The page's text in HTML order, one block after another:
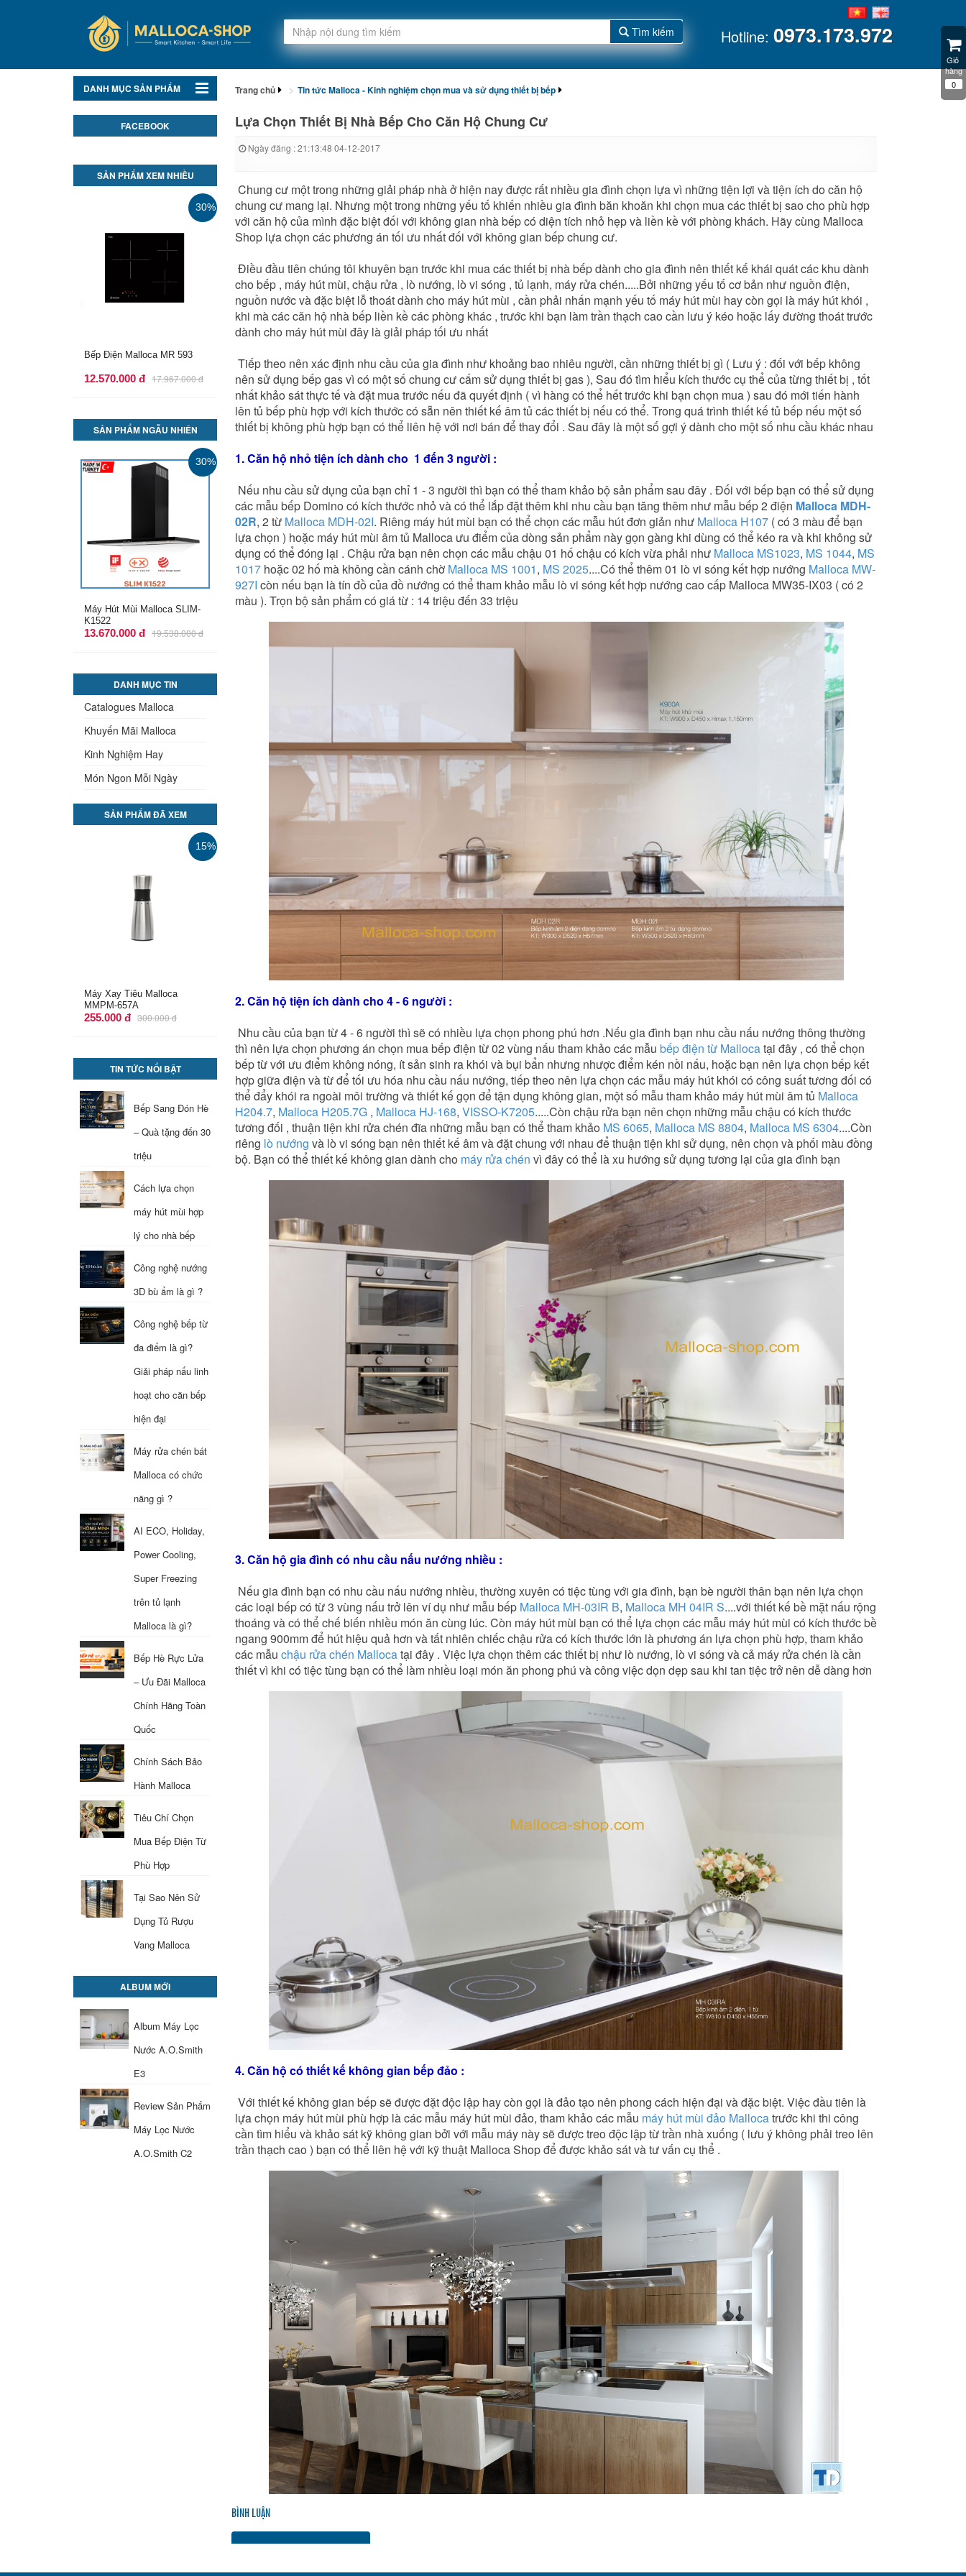
Tìm kiếm Hotline: 0973.173.972
DANH MỤC SẢN PHẨM
FACEBOOK
SẢN PHẨM XEM NHIỀU
30%
Bếp Điện Malloca MH-02R
11.600.000 đ 16.642.000 đ
SẢN PHẨM NGẪU NHIÊN
30%
Máy Hút Mùi Malloca Plana
K3444
12.770.000 đ 18.252.000 đ
DANH MỤC TIN
Catalogues Malloca
Khuyến Mãi Malloca
Kinh Nghiệm Hay
Món Ngon Mỗi Ngày
SẢN PHẨM ĐÃ XEM
35%
Ray Âm 400mm Giảm Chấn
Mở 3/4 Imundex 7 272 140
161.000 đ 248.400 đ
TIN TỨC NỔI BẬT
Bếp Sang Đón Hè
– Quà tặng đến 30
triệu
Cách lựa chọn
máy hút mùi hợp
lý cho nhà bếp
Công nghệ nướng
3D bù ẩm là gì ?
Công nghệ bếp từ
đa điểm là gì?
Giải pháp nấu linh
hoạt cho căn bếp
hiện đại
Máy rửa chén bát
Malloca có chức
năng gì ?
AI ECO, Holiday,
Power Cooling,
Super Freezing
trên tủ lạnh
Malloca là gì?
Bếp Hè Rực Lửa
– Ưu Đãi Malloca
Chính Hãng Toàn
Quốc
Chính Sách Bảo
Hành Malloca
Tiêu Chí Chọn
Mua Bếp Điện Từ
Phù Hợp
Tại Sao Nên Sử
Dụng Tủ Rượu
Vang Malloca
ALBUM MỚI
Album Máy Lọc
Nước A.O.Smith
E3
Review Sản Phẩm
Máy Lọc Nước
A.O.Smith C2
Trang chủ Tin tức Malloca - Kinh nghiệm chọn mua và sử dụng thiết bị bếp
Lựa Chọn Thiết Bị Nhà Bếp Cho Căn Hộ Chung Cư
Ngày đăng : 21:13:48 04-12-2017
Chung cư một trong những giải pháp nhà ở hiện nay được rất nhiều gia đình chọn lựa vì những tiện lợi và tiện ích do căn hộ
chung cư mang lại. Nhưng một trong những yếu tố khiến nhiều gia đình băn khoăn khi chọn mua các thiết bị sao cho phù hợp
với căn hộ của mình đặc biệt đối với không gian nhà bếp có diện tích nhỏ hẹp và liền kề với phòng khách. Hãy cùng Malloca
Shop lựa chọn các phương án tối ưu nhất đối với không gian bếp chung cư.
Điều đầu tiên chúng tôi khuyên bạn trước khi mua các thiết bị nhà bếp dành cho gia đình nên thiết kế khái quát các khu dành
cho bếp , máy hút mùi, chậu rửa , lò nướng, lò vi sóng , tủ lạnh, máy rửa chén.....Bởi những yếu tố cơ bản như nguồn điện,
nguồn nước và đặc biệt lỗ thoát dành cho máy hút mùi , cần phải nhấn mạnh yếu tố máy hút mùi hay còn gọi là máy hút khói ,
khi mà các căn hộ nhà bếp liền kề các phòng khác , trước khi bạn làm trần thạch cao cần lưu ý kéo hoặc lấy đường thoát trước
dành cho máy hút mùi đây là giải pháp tối ưu nhất
Tiếp theo nên xác định nhu cầu của gia đình như khoảng bao nhiêu người, cần những thiết bị gì ( Lưu ý : đối với bếp không
nên sử dụng bếp gas vì có một số chung cư cấm sử dụng thiết bị gas ), Sau đó tìm hiểu kích thước cụ thể của từng thiết bị , tốt
nhất khảo sát thực tế và đặt mua trước nếu đã quyết định ( vì hàng có thể hết trước khi bạn chọn mua ) sau đó mới tiến hành
lên tủ bếp phù hợp với kích thước có sẵn nên thiết kế âm tủ các thiết bị nếu có thể. Trong quá trình thiết kế tủ bếp nếu một số
thiết bị không phù hợp bạn có thể liên hệ với nơi bán để thay đổi . Sau đây là một số gợi ý dành cho một số nhu cầu khác nhau
1. Căn hộ nhỏ tiện ích dành cho 1 đến 3 người :
Nếu nhu cầu sử dụng của bạn chỉ 1 - 3 người thì bạn có thể tham khảo bộ sản phẩm sau đây . Đối với bếp bạn có thể sử dụng
các mẫu bếp Domino có kích thước nhỏ và có thể lắp đặt thêm khi nhu cầu bạn tăng thêm như mẫu bếp 2 điện Malloca MDH-
02R, 2 từ Malloca MDH-02I. Riêng máy hút mùi bạn có thể chọn các mẫu hút đơn giản như Malloca H107 ( có 3 màu để bạn
lựa chọn ) hoặc máy hút mùi âm tủ Malloca ưu điểm của dòng sản phẩm này gọn gàng khi dùng có thể kéo ra và khi không sử
dụng có thể đóng lại . Chậu rửa bạn nên chọn các mẫu chậu 01 hố chậu có kích vừa phải như Malloca MS1023, MS 1044, MS
1017 hoặc 02 hố mà không cần cánh chờ Malloca MS 1001, MS 2025....Có thể thêm 01 lò vi sóng kết hợp nướng Malloca MW-
927I còn nếu bạn là tín đồ của đồ nướng có thể tham khảo mẫu lò vi sóng kết hợp nướng cao cấp Malloca MW35-IX03 ( có 2
màu ). Trọn bộ sản phẩm có giá từ : 14 triệu đến 33 triệu
2. Căn hộ tiện ích dành cho 4 - 6 người :
Nhu cầu của bạn từ 4 - 6 người thì sẽ có nhiều lựa chọn phong phú hơn .Nếu gia đình bạn nhu cầu nấu nướng thông thường
thì nên lựa chọn phương án chọn mua bếp điện từ 02 vùng nấu tham khảo các mẫu bếp điện từ Mallocatại đây , có thể chọn
bếp từ với ưu điểm không nóng, ít sản sinh ra khói và bụi bẩn nhưng nhược điểm kén nồi nấu, hoặc bạn nên lựa chọn bếp kết
hợp giữa điện và từ để tối ưu hóa nhu cầu nấu nướng, tiếp theo nên lựa chọn các mẫu máy hút khói có công suất tương đối có
thể đẩy khói ra ngoài môi trường và thiết kế gọn để tận dụng không gian, một số mẫu tham khảo máy hút mùi âm tủ Malloca
H204.7, Malloca H205.7G , Malloca HJ-168, VISSO-K7205.....Còn chậu rửa bạn nên chọn những mẫu chậu có kích thước
tương đối , thuận tiện khi rửa chén đĩa những mẫu bạn có thể tham khảo MS 6065, Malloca MS 8804, Malloca MS 6304....Còn
riêng lò nướng và lò vi sóng bạn nên thiết kế âm và đặt chung với nhau để thuận tiện khi sử dụng, nên chọn và phối màu đồng
bộ. Bạn có thể thiết kế không gian dành cho máy rửa chén vì đây có thể là xu hướng sử dụng tương lại của gia đình bạn
3. Căn hộ gia đình có nhu cầu nấu nướng nhiều :
Nếu gia đình bạn có nhu cầu nấu nướng nhiều, thường xuyên có tiệc tùng với gia đình, bạn bè người thân bạn nên lựa chọn
các loại bếp có từ 3 vùng nấu trở lên ví dụ như mẫu bếp Malloca MH-03IR B, Malloca MH 04IR S....với thiết kế bề mặt nấu rộng
thoáng và có thể chế biến nhiều món ăn cùng lúc. Còn máy hút mùi bạn có thể lựa chọn các mẫu máy hút mùi có kích thước bề
ngang 900mm để hút hiệu quả hơn và tất nhiên chiếc chậu rửa có kích thước lớn là phương án lựa chọn phù hợp, tham khảo
các mẫu chậu rửa chén Mallocatại đây . Việc lựa chọn thêm các thiết bị như lò nướng, lò vi sóng và cả máy rửa chén là cần
thiết vì khi có tiệc tùng bạn có thể làm nhiều loại món ăn phong phú và công việc dọn dẹp sau khi tan tiệc trở nên dễ dàng hơn
4. Căn hộ có thiết kế không gian bếp đảo :
Với thiết kế không gian bếp sẽ được đặt độc lập hay còn gọi là đảo tạo nên phong cách hiện đại và đặc biệt. Việc đầu tiên là
lựa chọn máy hút mùi phù hợp là các mẫu máy hút mùi đảo, tham khảo các mẫu máy hút mùi đảo Mallocatrước khi thi công
cần tìm hiểu và khảo sát kỹ không gian bởi với mẫu máy này sẽ được treo độc lập từ trần nhà xuống ( lưu ý không phải treo lên
trần thạch cao ) bạn có thể liên hệ với kỹ thuật Malloca Shop để được khảo sát và tư vấn cụ thể .
BÌNH LUẬN
Bình luận bằng tài khoản Facebook
Giỏ
hàng
0